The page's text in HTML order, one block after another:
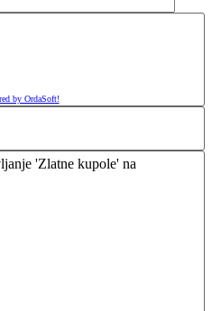
by OrdaSoft!
'Zlatne kupole' na